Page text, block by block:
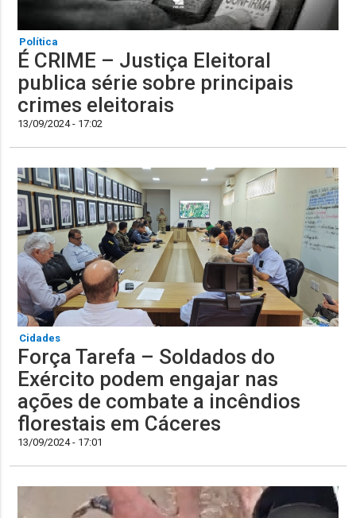
Política
É CRIME – Justiça Eleitoral
publica série sobre principais
crimes eleitorais
13/09/2024 - 17:02
Cidades
Força Tarefa – Soldados do
Exército podem engajar nas
ações de combate a incêndios
florestais em Cáceres
13/09/2024 - 17:01